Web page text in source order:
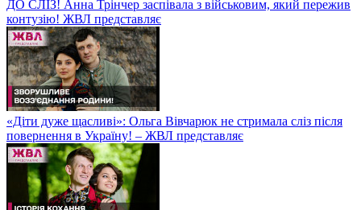
ДО СЛІЗ! Анна Трінчер заспівала з військовим, який пережив
контузію! ЖВЛ представляє
«Діти дуже щасливі»: Ольга Вівчарюк не стримала сліз після
повернення в Україну! – ЖВЛ представляє